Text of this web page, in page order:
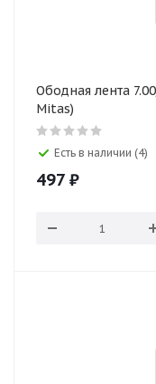
Ободная лента
Mitas)
Есть в наличии (4)
497 ₽